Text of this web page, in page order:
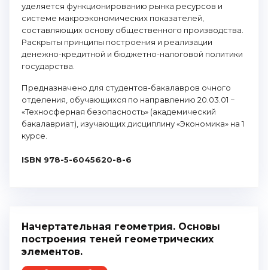
уделяется функционированию рынка ресурсов и
системе макроэкономических показателей,
составляющих основу общественного производства.
Раскрыты принципы построения и реализации
денежно-кредитной и бюджетно-налоговой политики
государства.
Предназначено для студентов-бакалавров очного
отделения, обучающихся по направлению 20.03.01 −
«Техносферная безопасность» (академический
бакалавриат), изучающих дисциплину «Экономика» на 1
курсе.
ISBN 978-5-6045620-8-6
Начертательная геометрия. Основы
построения теней геометрических
элементов.